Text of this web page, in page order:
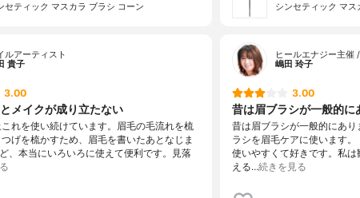
セティック マスカラ ブラシ コーン
シンセティック マス
ルアーティスト
貴子
3.00
メイクが成り立たない
これを使い続けています。眉毛の毛流れを梳
げを梳かすため、眉毛を書いたあとなじま
、本当にいろいろに使えて便利です。見落
ヒールエナジー主催
嶋田 玲子
3.00
昔は眉ブラシが一般的
昔は眉ブラシが一般的にあ
ラシを眉毛ケアに使います
使いやすくて好きです。私
える…続きを見る